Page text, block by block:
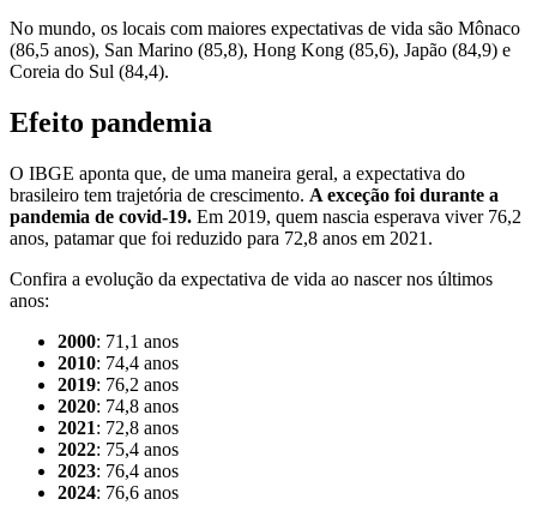
No mundo, os locais com maiores expectativas de vida são Mônaco
(86,5 anos), San Marino (85,8), Hong Kong (85,6), Japão (84,9) e
Coreia do Sul (84,4).
Efeito pandemia
O IBGE aponta que, de uma maneira geral, a expectativa do
brasileiro tem trajetória de crescimento. A exceção foi durante a
pandemia de covid-19. Em 2019, quem nascia esperava viver 76,2
anos, patamar que foi reduzido para 72,8 anos em 2021.
Confira a evolução da expectativa de vida ao nascer nos últimos
anos:
2000: 71,1 anos
2010: 74,4 anos
2019: 76,2 anos
2020: 74,8 anos
2021: 72,8 anos
2022: 75,4 anos
2023: 76,4 anos
2024: 76,6 anos